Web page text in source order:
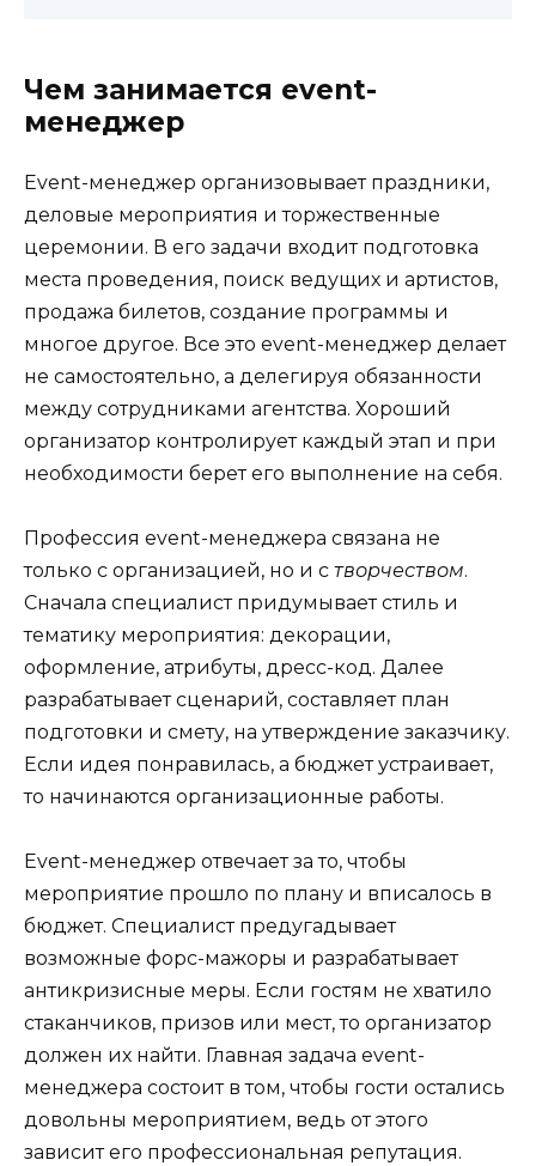
Чем занимается event-
менеджер
Event-менеджер организовывает праздники,
деловые мероприятия и торжественные
церемонии. В его задачи входит подготовка
места проведения, поиск ведущих и артистов,
продажа билетов, создание программы и
многое другое. Все это event-менеджер делает
не самостоятельно, а делегируя обязанности
между сотрудниками агентства. Хороший
организатор контролирует каждый этап и при
необходимости берет его выполнение на себя.
Профессия event-менеджера связана не
только с организацией, но и с творчеством.
Сначала специалист придумывает стиль и
тематику мероприятия: декорации,
оформление, атрибуты, дресс-код. Далее
разрабатывает сценарий, составляет план
подготовки и смету, на утверждение заказчику.
Если идея понравилась, а бюджет устраивает,
то начинаются организационные работы.
Event-менеджер отвечает за то, чтобы
мероприятие прошло по плану и вписалось в
бюджет. Специалист предугадывает
возможные форс-мажоры и разрабатывает
антикризисные меры. Если гостям не хватило
стаканчиков, призов или мест, то организатор
должен их найти. Главная задача event-
менеджера состоит в том, чтобы гости остались
довольны мероприятием, ведь от этого
зависит его профессиональная репутация.